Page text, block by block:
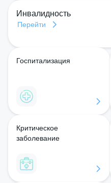
Инвалидность
Перейти
Госпитализация
Критическое
заболевание